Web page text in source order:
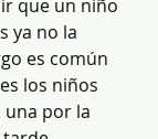
que un niño
ya no la
es común
los niños
una por la